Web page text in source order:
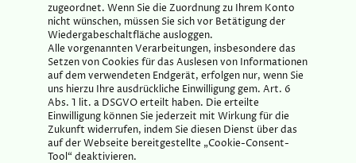
zugeordnet. Wenn Sie die Zuordnung zu Ihrem Konto
nicht wünschen, müssen Sie sich vor Betätigung der
Wiedergabeschaltfläche ausloggen.
Alle vorgenannten Verarbeitungen, insbesondere das
Setzen von Cookies für das Auslesen von Informationen
auf dem verwendeten Endgerät, erfolgen nur, wenn Sie
uns hierzu Ihre ausdrückliche Einwilligung gem. Art. 6
Abs. 1 lit. a DSGVO erteilt haben. Die erteilte
Einwilligung können Sie jederzeit mit Wirkung für die
Zukunft widerrufen, indem Sie diesen Dienst über das
auf der Webseite bereitgestellte „Cookie-Consent-
Tool“ deaktivieren.